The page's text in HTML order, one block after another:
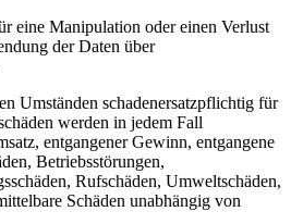
eine Manipulation oder einen Verlust
der Daten über
Umständen schadenersatzpflichtig für
werden in jedem Fall
entgangener Gewinn, entgangene
Betriebsstörungen,
Rufschäden, Umweltschäden,
Schäden unabhängig von